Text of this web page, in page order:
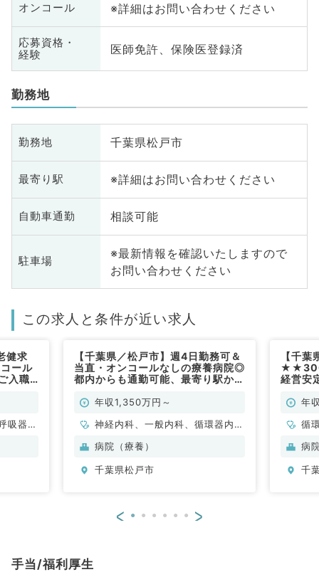
オンコール ※詳細はお問い合わせください
応募資格・
経験
医師免許、保険医登録済
勤務地
勤務地 千葉県松戸市
最寄り駅 ※詳細はお問い合わせください
自動車通勤 相談可能
駐車場
※最新情報を確認いたしますので
お問い合わせください
この求人と条件が近い求人
健求
ール
入職
吸器内
【千葉県／松戸市】週4日勤務可＆
当直・オンコールなしの療養病院◎
都内からも通勤可能、最寄り駅から
全般／常勤）
年収1,350万円～
神経内科、一般内科、循環器内
科、呼吸器内科、消化器内科、腎
病院（療養）
千葉県松戸市
【千
★★300
経営安
勤）年
循
病
千
< >
手当/福利厚生